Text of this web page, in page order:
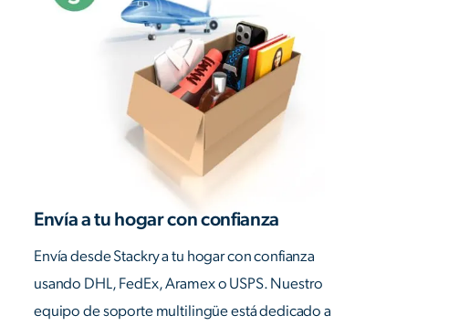
Envía a tu hogar con confianza
Envía desde Stackry a tu hogar con confianza
usando DHL, FedEx, Aramex o USPS. Nuestro
equipo de soporte multilingüe está dedicado a